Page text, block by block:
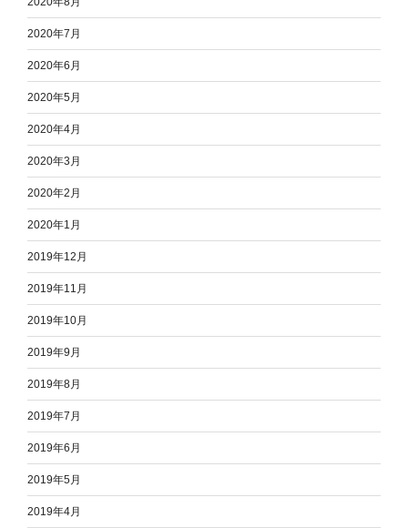
2020年7月
2020年6月
2020年5月
2020年4月
2020年3月
2020年2月
2020年1月
2019年12月
2019年11月
2019年10月
2019年9月
2019年8月
2019年7月
2019年6月
2019年5月
2019年4月